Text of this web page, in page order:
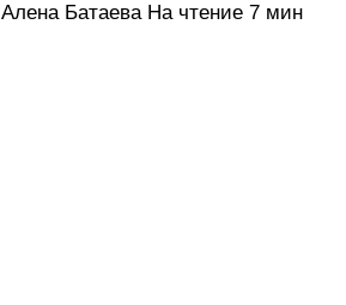
Алена Батаева На чтение 7 мин